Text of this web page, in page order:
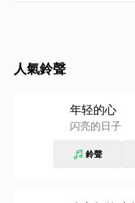
人氣鈴聲
年轻的心
闪亮的日子
鈴聲